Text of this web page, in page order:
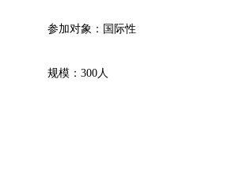
参加对象：国际性
规模：300人